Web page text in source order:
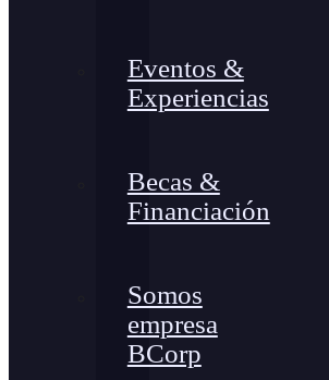
Eventos &
Experiencias
Becas &
Financiación
Somos
empresa
BCorp